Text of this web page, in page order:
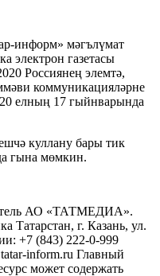
информ» мәгълүмат
электрон газетасы
Россиянең элемтә,
коммуникацияләрне
елның 17 гыйнварында
куллану бары тик
гына мөмкин.
АО «ТАТМЕДИА».
Татарстан, г. Казань, ул.
+7 (843) 222-0-999
inform.ru Главный
может содержать